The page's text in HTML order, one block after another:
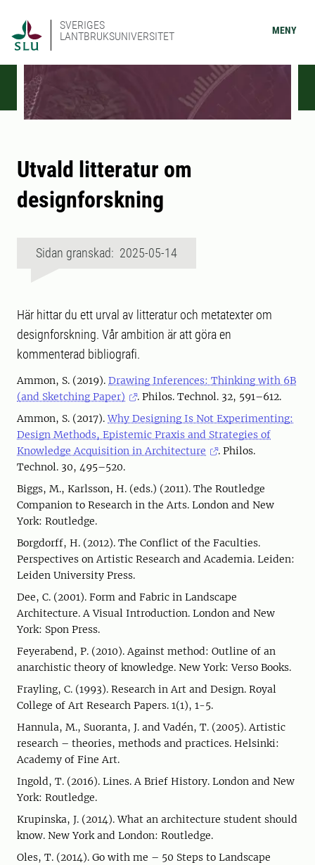
SVERIGES
LANTBRUKSUNIVERSITET
MENY
Utvald litteratur om
designforskning
Sidan granskad: 2025-05-14
Här hittar du ett urval av litteratur och metatexter om
designforskning. Vår ambition är att göra en
kommenterad bibliografi.
Ammon, S. (2019). Drawing Inferences: Thinking with 6B
(and Sketching Paper)
. Philos. Technol. 32, 591–612.
Ammon, S. (2017).Why Designing Is Not Experimenting:
Design Methods, Epistemic Praxis and Strategies of
Knowledge Acquisition in Architecture
. Philos.
Technol. 30, 495–520.
Biggs, M., Karlsson, H. (eds.) (2011). The Routledge
Companion to Research in the Arts. London and New
York: Routledge.
Borgdorff, H. (2012). The Conflict of the Faculties.
Perspectives on Artistic Research and Academia. Leiden:
Leiden University Press.
Dee, C. (2001). Form and Fabric in Landscape
Architecture. A Visual Introduction. London and New
York: Spon Press.
Feyerabend, P. (2010). Against method: Outline of an
anarchistic theory of knowledge. New York: Verso Books.
Frayling, C. (1993). Research in Art and Design. Royal
College of Art Research Papers. 1(1), 1-5.
Hannula, M., Suoranta, J. and Vadén, T. (2005). Artistic
research – theories, methods and practices. Helsinki:
Academy of Fine Art.
Ingold, T. (2016). Lines. A Brief History. London and New
York: Routledge.
Krupinska, J. (2014). What an architecture student should
know. New York and London: Routledge.
Oles, T. (2014). Go with me – 50 Steps to Landscape